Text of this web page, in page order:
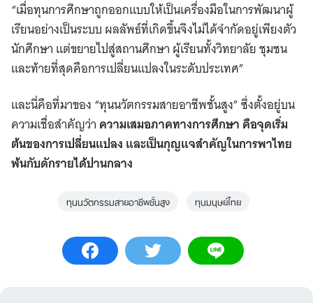
“เมื่อทุนการศึกษาถูกออกแบบให้เป็นเครื่องมือในการพัฒนาผู้
เรียนอย่างเป็นระบบ ผลลัพธ์ที่เกิดขึ้นจึงไม่ได้จำกัดอยู่เพียงตัว
นักศึกษา แต่ขยายไปสู่สถานศึกษา ผู้เรียนทั้งวิทยาลัย ชุมชน
และท้ายที่สุดคือการเปลี่ยนแปลงในระดับประเทศ”
และนี่คือที่มาของ “ทุนนวัตกรรมสายอาชีพชั้นสูง” ซึ่งตั้งอยู่บน
ความเชื่อสำคัญว่า ความเสมอภาคทางการศึกษา คือจุดเริ่ม
ต้นของการเปลี่ยนแปลง และเป็นกุญแจสำคัญในการพาไทย
พ้นกับดักรายได้ปานกลาง
ทุนนวัตกรรมสายอาชีพชั้นสูง ทุนมนุษย์ไทย